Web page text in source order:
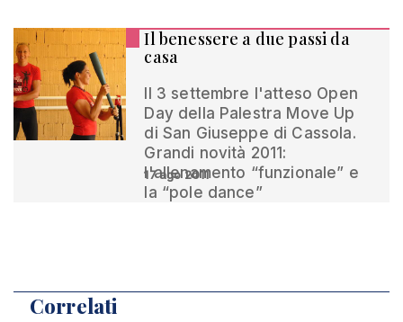
Il benessere a due passi da
casa
Il 3 settembre l'atteso Open
Day della Palestra Move Up
di San Giuseppe di Cassola.
Grandi novità 2011:
l'allenamento “funzionale” e
la “pole dance”
17 ago 2011
Correlati